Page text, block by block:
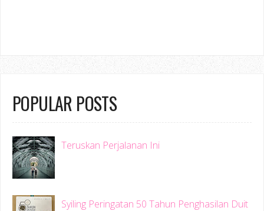
POPULAR POSTS
Teruskan Perjalanan Ini
Syiling Peringatan 50 Tahun Penghasilan Duit